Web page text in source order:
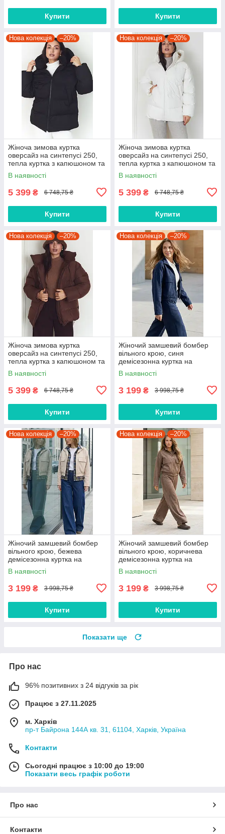
Купити Купити
Нова колекція –20%
Жіноча зимова куртка
оверсайз на синтепусі 250,
тепла куртка з капюшоном та
затяжкою чорна 2347.6562
В наявності
5 399 ₴ 6 748,75 ₴
Купити
Нова колекція –20%
Жіноча зимова куртка
оверсайз на синтепусі 250,
тепла куртка з капюшоном та
затяжкою біла 2347.6563
В наявності
5 399 ₴ 6 748,75 ₴
Купити
Нова колекція –20%
Жіноча зимова куртка
оверсайз на синтепусі 250,
тепла куртка з капюшоном та
затяжкою шоколад 2347.6564
В наявності
5 399 ₴ 6 748,75 ₴
Купити
Нова колекція –20%
Жіночий замшевий бомбер
вільного крою, синя
демісезонна куртка на
блискавці з кишенями
2358.6574
В наявності
3 199 ₴ 3 998,75 ₴
Купити
Нова колекція –20%
Жіночий замшевий бомбер
вільного крою, бежева
демісезонна куртка на
блискавці з кишенями
2358.6575
В наявності
3 199 ₴ 3 998,75 ₴
Купити
Нова колекція –20%
Жіночий замшевий бомбер
вільного крою, коричнева
демісезонна куртка на
блискавці з кишенями
2358.6576
В наявності
3 199 ₴ 3 998,75 ₴
Купити
Показати ще
Про нас
96% позитивних з 24 відгуків за рік
Працює з 27.11.2025
м. Харків
пр-т Байрона 144А кв. 31, 61104, Харків, Україна
Контакти
Сьогодні працює з 10:00 до 19:00
Показати весь графік роботи
Про нас
Контакти